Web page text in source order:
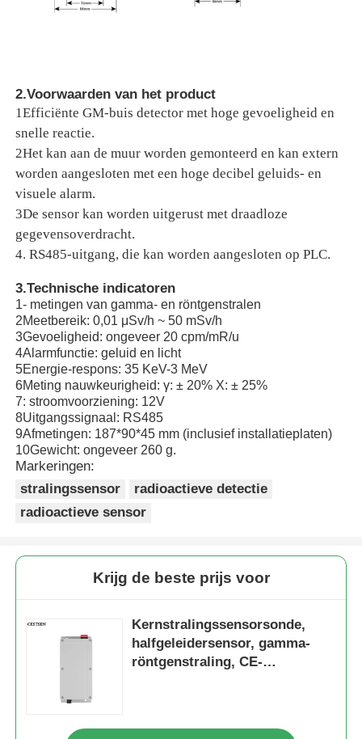
Fabrieksreis
Kwaliteitscontrole
Contacteer ons
nieuws
De gevallen tonen
Vraag een offerte aan
Detector voor nucleaire straling
Persoonlijke dosismeter
x ray sensor
Kernstralingsbewakingssysteem
Atmosferische negatieve ionenmonitor
2.Voorwaarden van het product
1Efficiënte GM-buis detector met hoge gevoeligheid en
snelle reactie.
2Het kan aan de muur worden gemonteerd en kan extern
worden aangesloten met een hoge decibel geluids- en
visuele alarm.
3De sensor kan worden uitgerust met draadloze
gegevensoverdracht.
4. RS485-uitgang, die kan worden aangesloten op PLC.
3.Technische indicatoren
1- metingen van gamma- en röntgenstralen
2Meetbereik: 0,01 μSv/h ~ 50 mSv/h
3Gevoeligheid: ongeveer 20 cpm/mR/u
4Alarmfunctie: geluid en licht
5Energie-respons: 35 KeV-3 MeV
6Meting nauwkeurigheid: γ: ± 20% X: ± 25%
7: stroomvoorziening: 12V
8Uitgangssignaal: RS485
9Afmetingen: 187*90*45 mm (inclusief installatieplaten)
10Gewicht: ongeveer 260 g.
Markeringen:
stralingssensor
radioactieve detectie
radioactieve sensor
Krijg de beste prijs voor
Kernstralingssensorsonde,
halfgeleidersensor, gamma-
röntgenstraling, CE-